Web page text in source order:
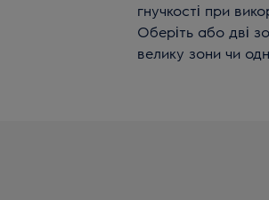
гнучкості при
Оберіть або дві
велику зони чи